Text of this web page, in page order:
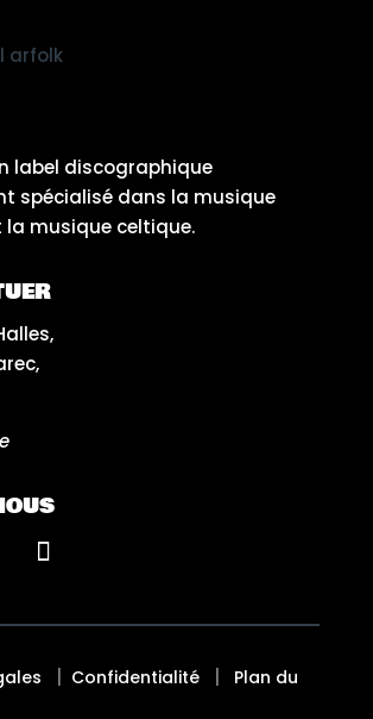
label discographique
spécialisé dans la musique
la musique celtique.
| Confidentialité| Plan du